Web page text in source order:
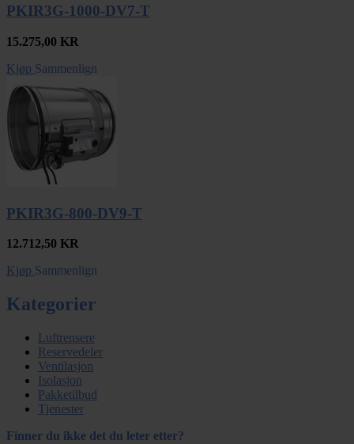
PKIR3G-1000-DV7-T
15.275,00 KR
Kjøp Sammenlign
PKIR3G-800-DV9-T
12.712,50 KR
Kjøp Sammenlign
Kategorier
Luftrensere
Reservedeler
Ventilasjon
Isolasjon
Pakketilbud
Tjenester
Finner du ikke det du leter etter?